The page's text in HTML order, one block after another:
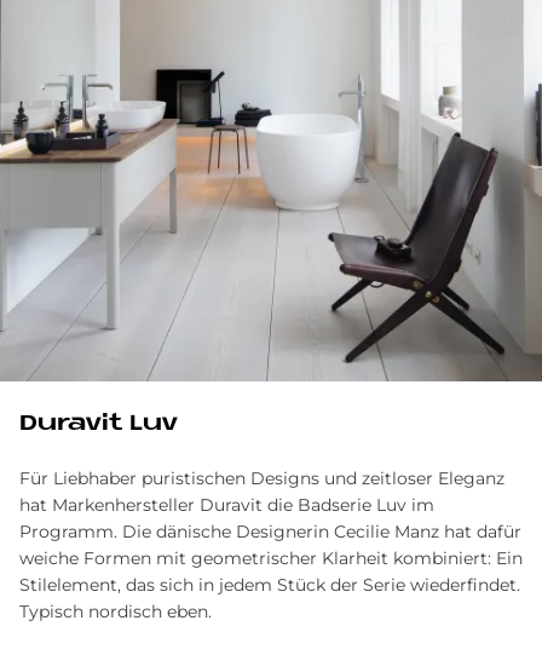
Du­ra­vit Luv
Für Liebhaber puristischen Designs und zeitloser Eleganz
hat Markenhersteller Duravit die Badserie Luv im
Programm. Die dänische Designerin Cecilie Manz hat dafür
weiche Formen mit geometrischer Klarheit kombiniert: Ein
Stilelement, das sich in jedem Stück der Serie wiederfindet.
Typisch nordisch eben.